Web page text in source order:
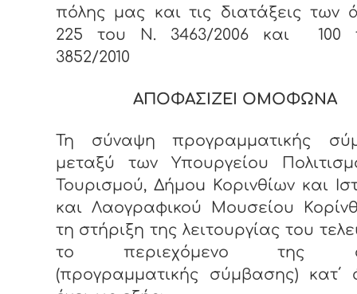
πόλης μας και τις διατάξεις των
225 του Ν. 3463/2006 και 100
3852/2010
ΑΠΟΦΑΣΙΖΕΙ ΟΜΟΦΩΝΑ
Τη σύναψη προγραμματικής
μεταξύ των Υπουργείου
Τουρισμού, Δήμοu Κορινθίων και
και Λαογραφικού Μουσείου
τη στήριξη της λειτουργίας του
το περιεχόμενο της
(προγραμματικής σύμβασης) κατ΄